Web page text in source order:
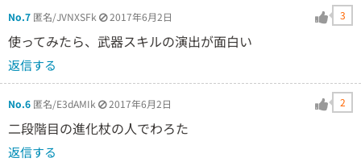
No.7 匿名/JVNXSFk 2017年6月2日 3
使ってみたら、武器スキルの演出が面白い
返信する
No.6 匿名/E3dAMIk 2017年6月2日 2
二段階目の進化杖の人でわろた
返信する